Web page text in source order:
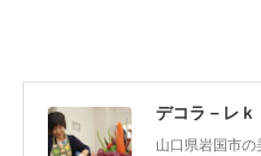
デコラ－レｋ
山口県岩国市